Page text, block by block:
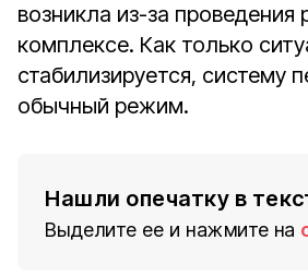
возникла из-за проведения
комплексе. Как только
стабилизируется, систему
обычный режим.
Нашли опечатку в
Выделите ее и нажмите на